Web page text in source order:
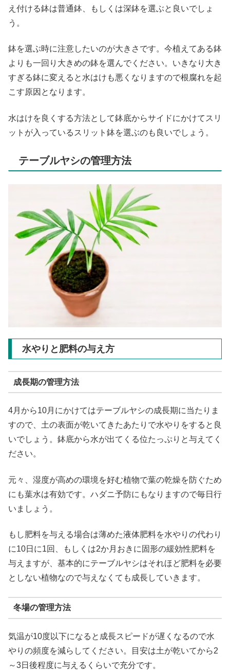
え付ける鉢は普通鉢、もしくは深鉢を選ぶと良いでしょ
う。
鉢を選ぶ時に注意したいのが大きさです。今植えてある鉢
よりも一回り大きめの鉢を選んでください。いきなり大き
すぎる鉢に変えると水はけも悪くなりますので根腐れを起
こす原因となります。
水はけを良くする方法として鉢底からサイドにかけてスリ
ットが入っているスリット鉢を選ぶのも良いでしょう。
テーブルヤシの管理方法
水やりと肥料の与え方
成長期の管理方法
4月から10月にかけてはテーブルヤシの成長期に当たりま
すので、土の表面が乾いてきたあたりで水やりをすると良
いでしょう。鉢底から水が出てくる位たっぷりと与えてく
ださい。
元々、湿度が高めの環境を好む植物で葉の乾燥を防ぐため
にも葉水は有効です。ハダニ予防にもなりますので毎日行
いましょう。
もし肥料を与える場合は薄めた液体肥料を水やりの代わり
に10日に1回、もしくは2か月おきに固形の緩効性肥料を
与えますが、基本的にテーブルヤシはそれほど肥料を必要
としない植物なので与えなくても成長していきます。
冬場の管理方法
気温が10度以下になると成長スピードが遅くなるので水
やりの頻度を減らしてください。目安は土が乾いてから2
～3日後程度に与えるくらいで充分です。